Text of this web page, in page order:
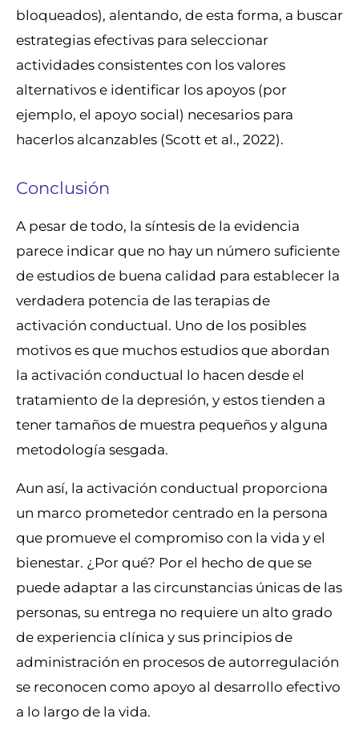
bloqueados), alentando, de esta forma, a buscar
estrategias efectivas para seleccionar
actividades consistentes con los valores
alternativos e identificar los apoyos (por
ejemplo, el apoyo social) necesarios para
hacerlos alcanzables (Scott et al., 2022).
Conclusión
A pesar de todo, la síntesis de la evidencia
parece indicar que no hay un número suficiente
de estudios de buena calidad para establecer la
verdadera potencia de las terapias de
activación conductual. Uno de los posibles
motivos es que muchos estudios que abordan
la activación conductual lo hacen desde el
tratamiento de la depresión, y estos tienden a
tener tamaños de muestra pequeños y alguna
metodología sesgada.
Aun así, la activación conductual proporciona
un marco prometedor centrado en la persona
que promueve el compromiso con la vida y el
bienestar. ¿Por qué? Por el hecho de que se
puede adaptar a las circunstancias únicas de las
personas, su entrega no requiere un alto grado
de experiencia clínica y sus principios de
administración en procesos de autorregulación
se reconocen como apoyo al desarrollo efectivo
a lo largo de la vida.